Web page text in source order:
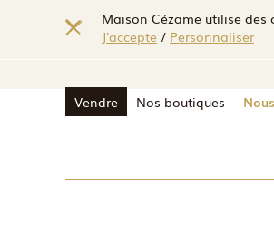
Maison Cézame utilise des
J'accepte / Personnaliser
Vendre Nos boutiques